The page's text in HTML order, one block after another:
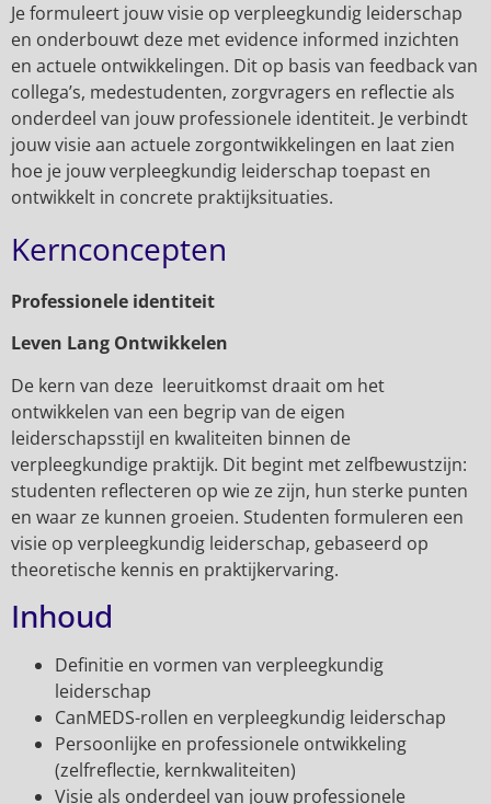
Je formuleert jouw visie op verpleegkundig leiderschap
en onderbouwt deze met evidence informed inzichten
en actuele ontwikkelingen. Dit op basis van feedback van
collega’s, medestudenten, zorgvragers en reflectie als
onderdeel van jouw professionele identiteit. Je verbindt
jouw visie aan actuele zorgontwikkelingen en laat zien
hoe je jouw verpleegkundig leiderschap toepast en
ontwikkelt in concrete praktijksituaties.
Kernconcepten
Professionele identiteit
Leven Lang Ontwikkelen
De kern van deze leeruitkomst draait om het
ontwikkelen van een begrip van de eigen
leiderschapsstijl en kwaliteiten binnen de
verpleegkundige praktijk. Dit begint met zelfbewustzijn:
studenten reflecteren op wie ze zijn, hun sterke punten
en waar ze kunnen groeien. Studenten formuleren een
visie op verpleegkundig leiderschap, gebaseerd op
theoretische kennis en praktijkervaring.
Inhoud
Definitie en vormen van verpleegkundig
leiderschap
CanMEDS-rollen en verpleegkundig leiderschap
Persoonlijke en professionele ontwikkeling
(zelfreflectie, kernkwaliteiten)
Visie als onderdeel van jouw professionele